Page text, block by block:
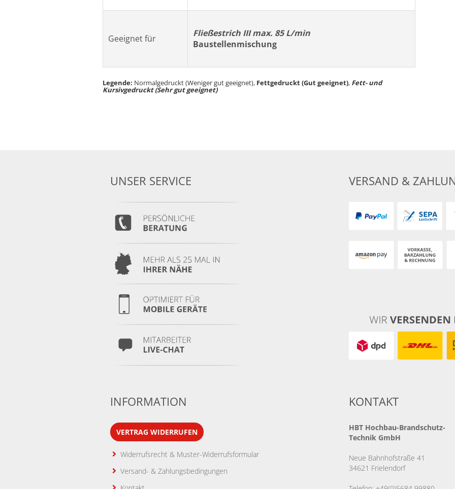
Geeignet für
Fließestrich III max. 85 L/min
Baustellenmischung
Legende: Normalgedruckt (Weniger gut geeignet), Fettgedruckt (Gut geeignet), Fett- und
Kursivgedruckt (Sehr gut geeignet)
UNSER SERVICE VERSAND &
INFORMATION
VERTRAG WIDERRUFEN
Widerrufsrecht & Muster-Widerrufsformular
Versand- & Zahlungsbedingungen
KONTAKT
HBT Hochbau-Brandschutz-
Technik GmbH
Neue Bahnhofstraße 41
34621 Frielendorf